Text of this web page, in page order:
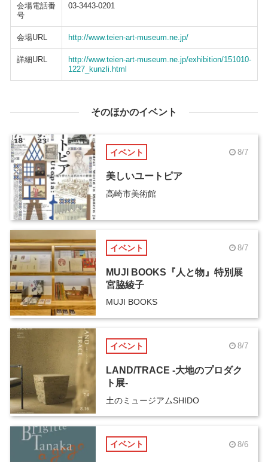
会場電話番
号
03-3443-0201
会場URL http://www.teien-art-museum.ne.jp/
詳細URL
http://www.teien-art-museum.ne.jp/exhibition/151010-
1227_kunzli.html
そのほかのイベント
イベント 8/7
美しいユートピア
高崎市美術館
イベント 8/7
MUJI BOOKS『人と物』特別展
宮脇綾子
MUJI BOOKS
イベント 8/7
LAND/TRACE -大地のプロダク
ト展-
土のミュージアムSHIDO
イベント 8/6